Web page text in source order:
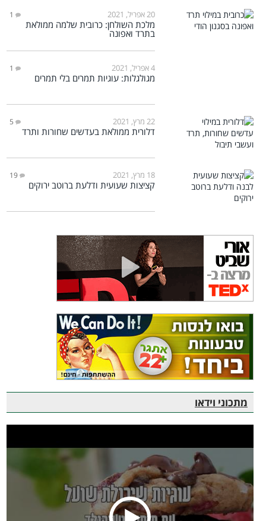
20 אפריל, 2021 1
מלכת השולחן: כרובית שלמה ממולאת
בתרד ואפונה
4 אפריל, 2021 1
מגולגלות: עוגיות תמרים בלי תמרים
22 מרץ, 2021 5
דלורית ממולאת בעדשים שחורות ותרד
18 מרץ, 2021 19
קציצות שעועית ודלעת ברוטב ירוקים
מתכוני וידאו